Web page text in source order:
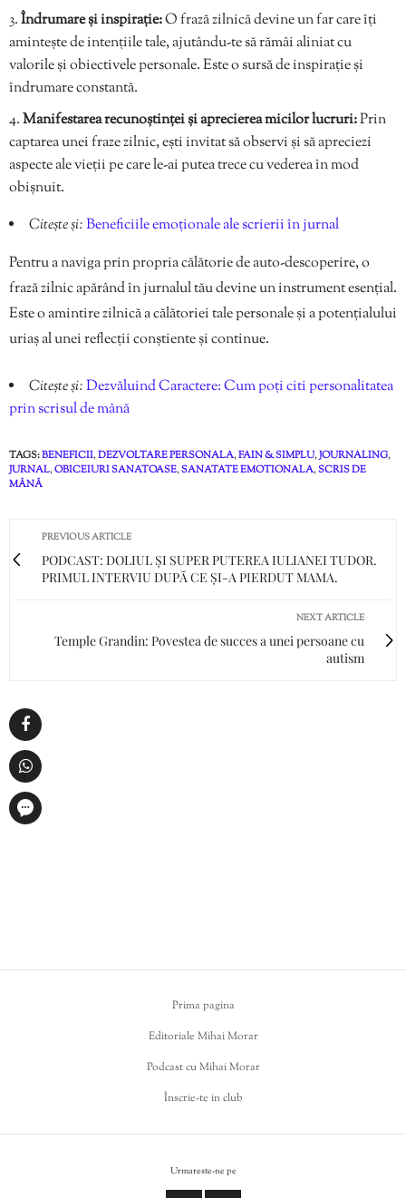
Îndrumare și inspirație:O frază zilnică devine un far care îți
amintește de intențiile tale, ajutându-te să rămâi aliniat cu
valorile și obiectivele personale. Este o sursă de inspirație și
îndrumare constantă.
Manifestarea recunoștinței și aprecierea micilor lucruri:Prin
captarea unei fraze zilnic, ești invitat să observi și să apreciezi
aspecte ale vieții pe care le-ai putea trece cu vederea în mod
obișnuit.
Citește și:Beneficiile emoționale ale scrierii în jurnal
Pentru a naviga prin propria călătorie de auto-descoperire, o
frază zilnic apărând în jurnalul tău devine un instrument esențial.
Este o amintire zilnică a călătoriei tale personale și a potențialului
uriaș al unei reflecții conștiente și continue.
Citește și:Dezvăluind Caractere: Cum poți citi personalitatea
prin scrisul de mână
TAGS:BENEFICII,DEZVOLTARE PERSONALA,FAIN & SIMPLU,JOURNALING,
JURNAL,OBICEIURI SANATOASE,SANATATE EMOTIONALA,SCRIS DE
MÂNĂ
PREVIOUS ARTICLE
PODCAST: DOLIUL ȘI SUPER PUTEREA IULIANEI TUDOR.
PRIMUL INTERVIU DUPĂ CE ȘI-A PIERDUT MAMA.
NEXT ARTICLE
Temple Grandin: Povestea de succes a unei persoane cu
autism
Prima pagina
Editoriale Mihai Morar
Podcast cu Mihai Morar
Înscrie-te in club
Urmareste-ne pe